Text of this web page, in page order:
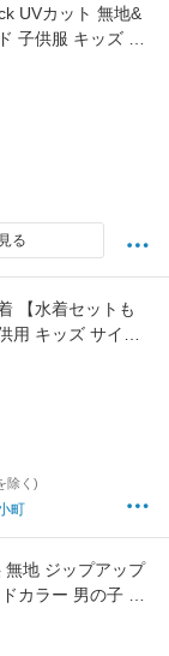
UVカット 無地&
子供服 キッズ 男
ク 水着・スイム
ピンク
る
【水着セットも
用 キッズ サイズ
男の子 女の子 水
ト 小学生水着
兼用 120 130 140
り スク水
除く)
町
無地 ジップアップ
カラー 男の子 女
カット フード
150 160